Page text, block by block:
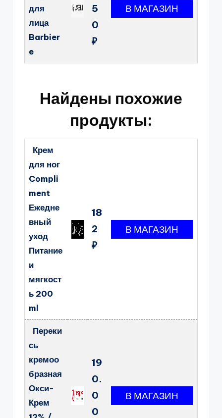
для
лица
Barbier
e
5
0
₽
Найдены похожие
продукты:
Крем
для ног
Compli
ment
Ежедне
вный
уход
Питание
и
мягкост
ь 200
ml
18
2
₽
Переки
сь
кремоо
бразная
Окси-
Крем
19
0.
0
0